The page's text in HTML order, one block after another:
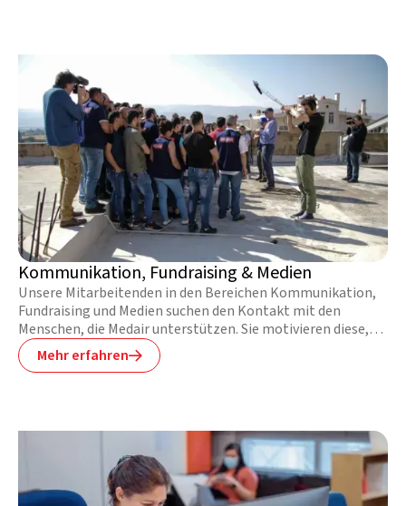
Kommunikation, Fundraising & Medien
Unsere Mitarbeitenden in den Bereichen Kommunikation,
Fundraising und Medien suchen den Kontakt mit den
Menschen, die Medair unterstützen. Sie motivieren diese,
für unsere weltweite Arbeit Geld zu spenden oder ihrerseits
zu sammeln und auch für die Notleidenden und für Medair-
Mehr erfahren